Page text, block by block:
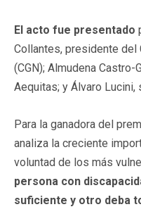
El acto fue presentado
Collantes, presidente del
(CGN); Almudena Castro-
Aequitas; y Álvaro Lucini,
Para la ganadora del
analiza la creciente
voluntad de los más
persona con
suficiente y otro deba